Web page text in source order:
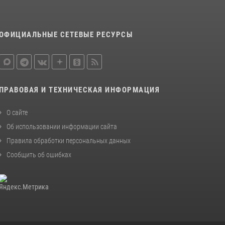
В Приморье сотрудники Росгвардии
16 июля 2026, 01:13
СЕТЕВЫЕ РЕСУРСЫ
ПРАВОВАЯ И ТЕХНИЧЕСКАЯ ИНФОРМАЦИЯ
О сайте
Об использовании информации сайта
Правила обработки персональных данных
Сообщить об ошибках